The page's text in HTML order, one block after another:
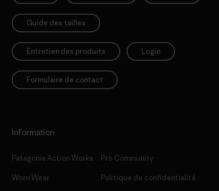
Guide des tailles
Entretien des produits Login
Formulaire de contact
Information
Patagonia Action Works
Worn Wear
Pro Community
Politique de confidentialité